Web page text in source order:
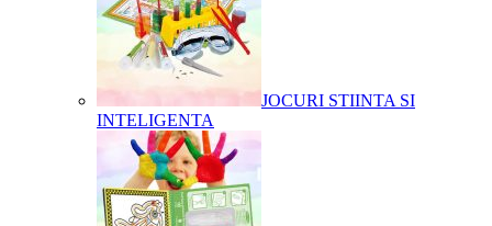
JOCURI STIINTA SI
INTELIGENTA